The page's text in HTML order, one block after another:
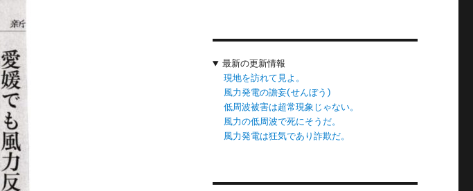
最新の更新情報
現地を訪れて見よ。
風力発電の譫妄(せんぼう)
低周波被害は超常現象じゃない。
風力の低周波で死にそうだ。
風力発電は狂気であり詐欺だ。